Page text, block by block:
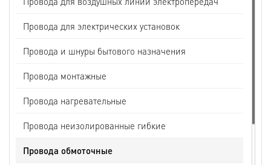
Провода для электрических установок
Провода и шнуры бытового назначения
Провода монтажные
Провода нагревательные
Провода неизолированные гибкие
Провода обмоточные